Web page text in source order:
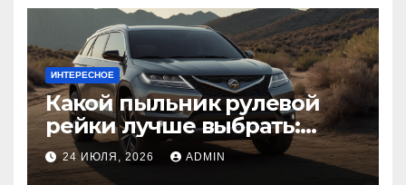
ИНТЕРЕСНОЕ
Какой пыльник рулевой
рейки лучше выбрать:
оригинальный или аналог,
резина или полиуретан
24 ИЮЛЯ, 2026 ADMIN